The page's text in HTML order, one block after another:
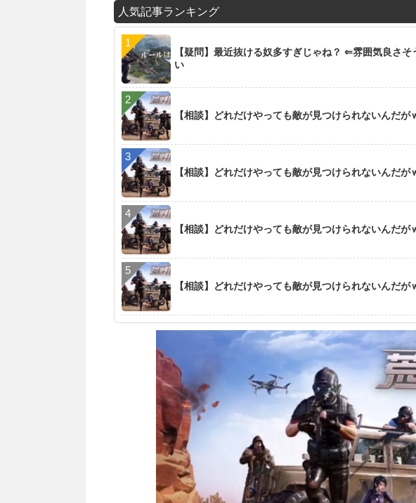
人気記事ランキング
【疑問】最近抜ける奴多すぎじゃね？ ⇐雰囲気良さ
い
【相談】どれだけやっても敵が見つけられないんだ
【相談】どれだけやっても敵が見つけられないんだ
【相談】どれだけやっても敵が見つけられないんだ
【相談】どれだけやっても敵が見つけられないんだ